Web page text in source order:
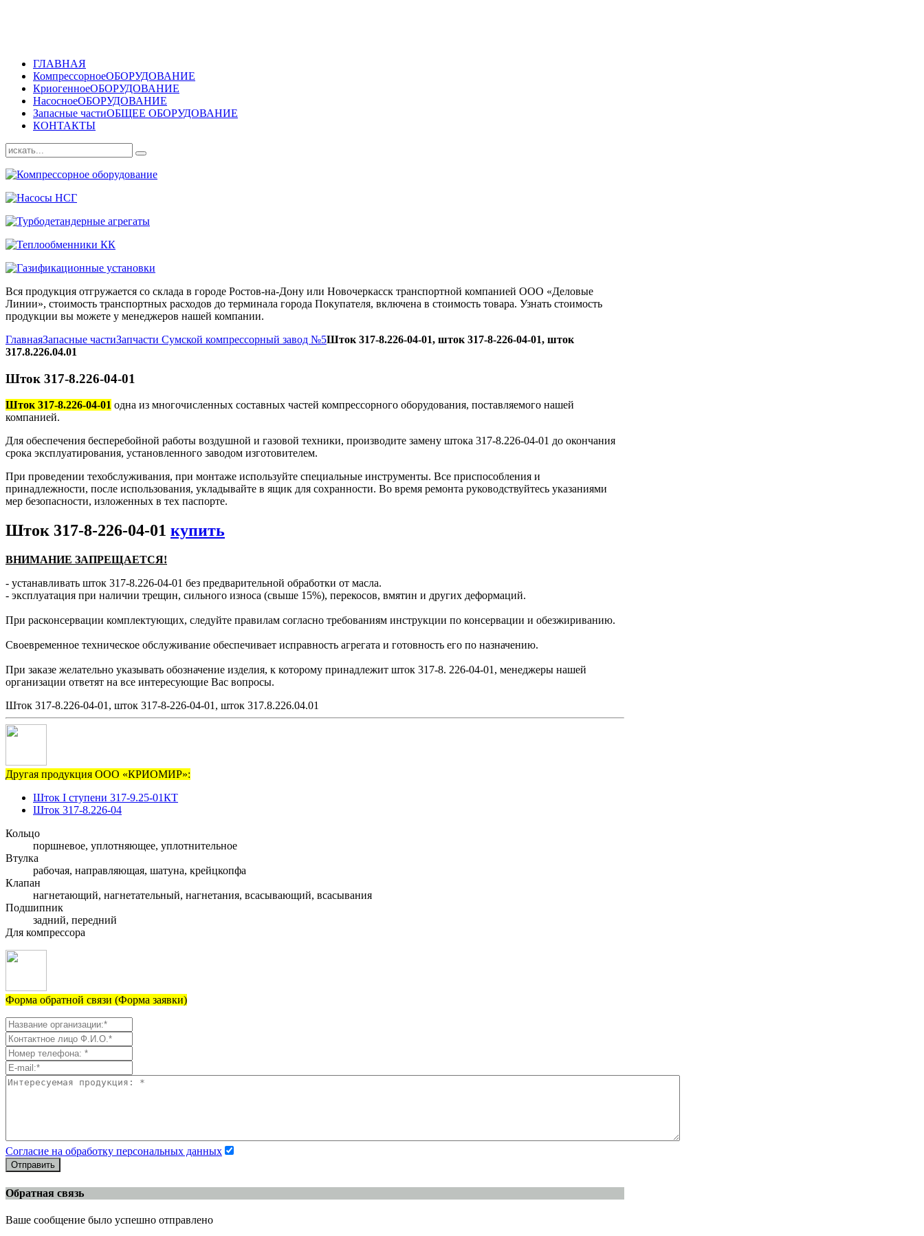
ГЛАВНАЯ
КомпрессорноеОБОРУДОВАНИЕ
КриогенноеОБОРУДОВАНИЕ
НасосноеОБОРУДОВАНИЕ
Запасные частиОБЩЕЕ ОБОРУДОВАНИЕ
КОНТАКТЫ
Вся продукция отгружается со склада в городе Ростов-на-Дону или Новочеркасск транспортной компанией ООО «Деловые
Линии», стоимость транспортных расходов до терминала города Покупателя, включена в стоимость товара. Узнать стоимость
продукции вы можете у менеджеров нашей компании.
ГлавнаяЗапасные частиЗапчасти Сумской компрессорный завод №5Шток 317-8.226-04-01, шток 317-8-226-04-01, шток
317.8.226.04.01
Шток 317-8.226-04-01
Шток 317-8.226-04-01 одна из многочисленных составных частей компрессорного оборудования, поставляемого нашей
компанией.
Для обеспечения бесперебойной работы воздушной и газовой техники, производите замену штока 317-8.226-04-01 до окончания
срока эксплуатирования, установленного заводом изготовителем.
При проведении техобслуживания, при монтаже используйте специальные инструменты. Все приспособления и
принадлежности, после использования, укладывайте в ящик для сохранности. Во время ремонта руководствуйтесь указаниями
мер безопасности, изложенных в тех паспорте.
Шток 317-8-226-04-01 купить
ВНИМАНИЕ ЗАПРЕЩАЕТСЯ!
- устанавливать шток 317-8.226-04-01 без предварительной обработки от масла.
- эксплуатация при наличии трещин, сильного износа (свыше 15%), перекосов, вмятин и других деформаций.
При расконсервации комплектующих, следуйте правилам согласно требованиям инструкции по консервации и обезжириванию.
Своевременное техническое обслуживание обеспечивает исправность агрегата и готовность его по назначению.
При заказе желательно указывать обозначение изделия, к которому принадлежит шток 317-8. 226-04-01, менеджеры нашей
организации ответят на все интересующие Вас вопросы.
Шток 317-8.226-04-01, шток 317-8-226-04-01, шток 317.8.226.04.01
Другая продукция ООО «КРИОМИР»:
Шток I ступени 317-9.25-01КТ
Шток 317-8.226-04
Кольцо
поршневое, уплотняющее, уплотнительное
Втулка
рабочая, направляющая, шатуна, крейцкопфа
Клапан
нагнетающий, нагнетательный, нагнетания, всасывающий, всасывания
Подшипник
задний, передний
Для компрессора
Форма обратной связи (Форма заявки)
Согласие на обработку персональных данных
Отправить
Обратная связь
Ваше сообщение было успешно отправлено